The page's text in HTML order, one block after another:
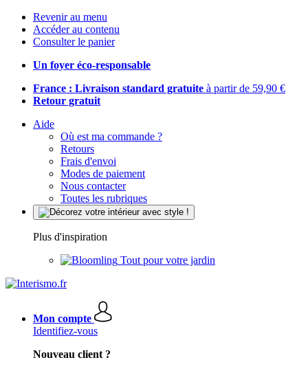
Revenir au menu
Accéder au contenu
Consulter le panier
Un foyer éco-responsable
France : Livraison standard gratuite à partir de 59,90 €
Retour gratuit
Aide
Où est ma commande ?
Retours
Frais d'envoi
Modes de paiement
Nous contacter
Toutes les rubriques
Plus d'inspiration
Tout pour votre jardin
Mon compte
Identifiez-vous
Nouveau client ?